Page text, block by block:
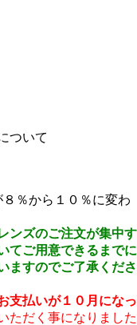
ついて
％から１０％に変わ
ンズのご注文が集中す
てご用意できるまでに
ますのでご了承くださ
支払いが１０月になっ
ただく事になりました